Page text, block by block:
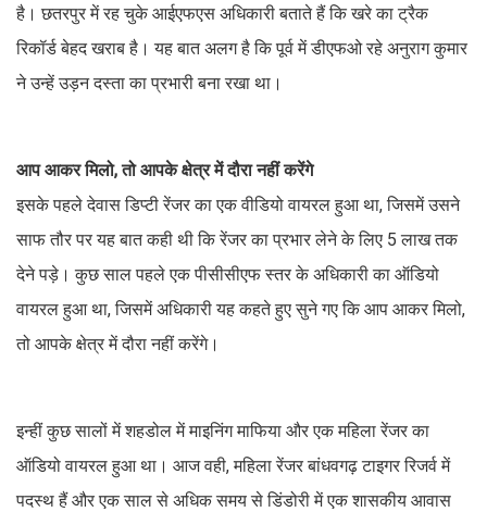
है। छतरपुर में रह चुके आईएफएस अधिकारी बताते हैं कि खरे का ट्रैक
रिकॉर्ड बेहद खराब है। यह बात अलग है कि पूर्व में डीएफओ रहे अनुराग कुमार
ने उन्हें उड़न दस्ता का प्रभारी बना रखा था।
आप आकर मिलो, तो आपके क्षेत्र में दौरा नहीं करेंगे
इसके पहले देवास डिप्टी रेंजर का एक वीडियो वायरल हुआ था, जिसमें उसने
साफ तौर पर यह बात कही थी कि रेंजर का प्रभार लेने के लिए 5 लाख तक
देने पड़े। कुछ साल पहले एक पीसीसीएफ स्तर के अधिकारी का ऑडियो
वायरल हुआ था, जिसमें अधिकारी यह कहते हुए सुने गए कि आप आकर मिलो,
तो आपके क्षेत्र में दौरा नहीं करेंगे।
इन्हीं कुछ सालों में शहडोल में माइनिंग माफिया और एक महिला रेंजर का
ऑडियो वायरल हुआ था। आज वही, महिला रेंजर बांधवगढ़ टाइगर रिजर्व में
पदस्थ हैं और एक साल से अधिक समय से डिंडोरी में एक शासकीय आवास